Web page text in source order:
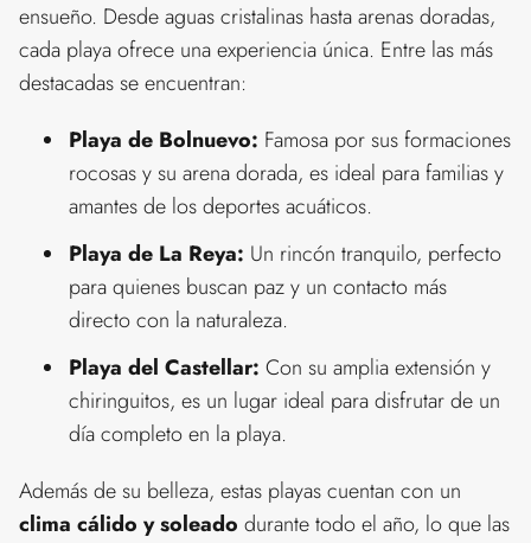
ensueño. Desde aguas cristalinas hasta arenas doradas,
cada playa ofrece una experiencia única. Entre las más
destacadas se encuentran:
Playa de Bolnuevo: Famosa por sus formaciones
rocosas y su arena dorada, es ideal para familias y
amantes de los deportes acuáticos.
Playa de La Reya: Un rincón tranquilo, perfecto
para quienes buscan paz y un contacto más
directo con la naturaleza.
Playa del Castellar: Con su amplia extensión y
chiringuitos, es un lugar ideal para disfrutar de un
día completo en la playa.
Además de su belleza, estas playas cuentan con un
clima cálido y soleado durante todo el año, lo que las